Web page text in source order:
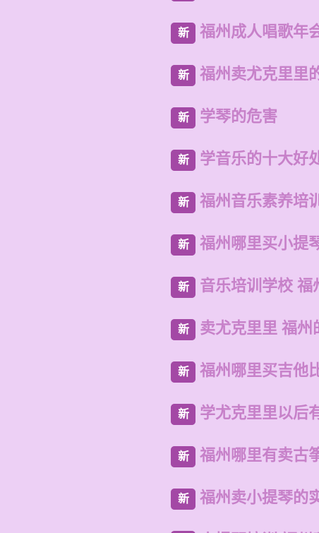
新 福州成人唱歌年
新 福州卖尤克里里
新 学琴的危害
新 学音乐的十大好
新 福州音乐素养培
新 福州哪里买小提
新 音乐培训学校 福
新 卖尤克里里 福州
新 福州哪里买吉他
新 学尤克里里以后
新 福州哪里有卖古
新 福州卖小提琴的